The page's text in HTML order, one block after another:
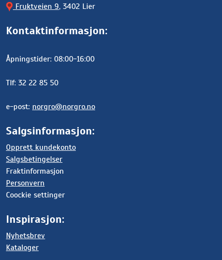
Fruktveien 9, 3402 Lier
Kontaktinformasjon:
Åpningstider: 08:00-16:00
Tlf: 32 22 85 50
e-post: norgro@norgro.no
Salgsinformasjon:
Opprett kundekonto
Salgsbetingelser
Fraktinformasjon
Personvern
Coockie settinger
Inspirasjon:
Nyhetsbrev
Kataloger